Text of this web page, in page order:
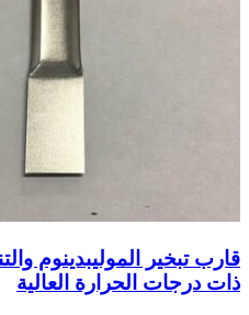
قارب تبخير الموليبدينوم
ذات درجات الحرارة العالية